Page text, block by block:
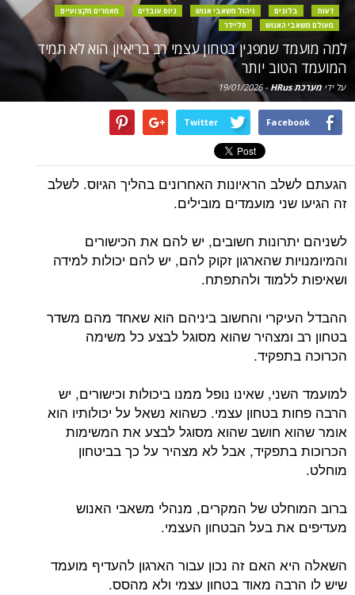
דעות בלוגים ניהול משאבי אנוש גיוס עובדים
מאמרים מקצועיים
מעולם משאבי האנוש
סליידר
למה מועמד שמפגין בטחון עצמי רב בריאיון הוא לא תמיד
המועמד הטוב יותר
על ידימערכת HRus -
19/01/2026
Facebook
Twitter
הגעתם לשלב הראיונות האחרונים בהליך הגיוס. לשלב
זה הגיעו שני מועמדים מובילים.
לשניהם יתרונות חשובים, יש להם את הכישורים
והמיומנויות שהארגון זקוק להם, יש להם יכולות למידה
ושאיפות ללמוד ולהתפתח.
ההבדל העיקרי והחשוב ביניהם הוא שאחד מהם משדר
בטחון רב ומצהיר שהוא מסוגל לבצע כל משימה
הכרוכה בתפקיד.
למועמד השני, שאינו נופל ממנו ביכולות וכישורים, יש
הרבה פחות בטחון עצמי. כשהוא נשאל על יכולותיו הוא
אומר שהוא חושב שהוא מסוגל לבצע את המשימות
הכרוכות בתפקיד, אבל לא מצהיר על כך בביטחון
מוחלט.
ברוב המוחלט של המקרים, מנהלי משאבי האנוש
מעדיפים את בעל הבטחון העצמי.
השאלה היא האם זה נכון עבור הארגון להעדיף מועמד
שיש לו הרבה מאוד בטחון עצמי ולא מהסס.